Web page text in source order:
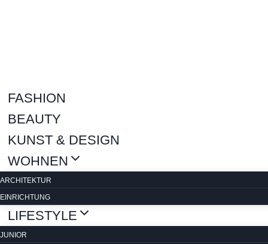
FASHION
BEAUTY
KUNST & DESIGN
WOHNEN
ARCHITEKTUR
EINRICHTUNG
LIFESTYLE
JUNIOR